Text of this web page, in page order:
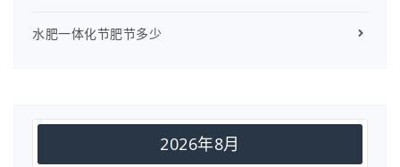
水肥一体化节肥节多少
2026年8月